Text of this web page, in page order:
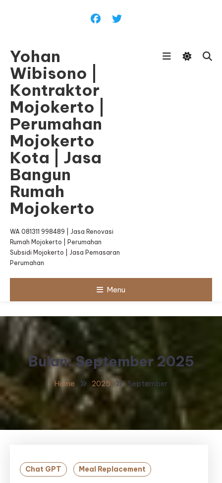
Yohan
Wibisono |
Kontraktor
Mojokerto |
Perumahan
Mojokerto
Kota | Jasa
Bangun
Rumah
Mojokerto
WA 081311 998489 | Jasa Renovasi
Rumah Mojokerto | Perumahan
Subsidi Mojokerto | Jasa Pemasaran
Perumahan
Menu
Bulan:September 2025
Home 2025 September
Chat GPT Meal Replacement